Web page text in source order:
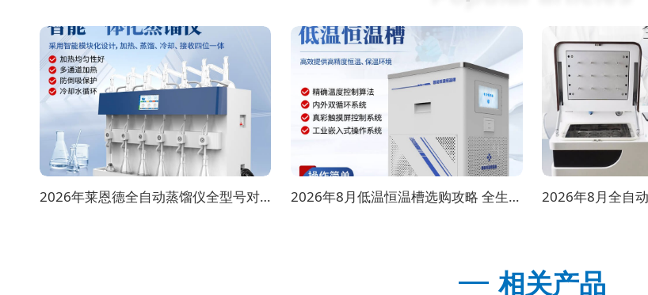
2026年莱恩德全自动蒸馏仪全型号对比选购指南 2026年8月低温恒温槽选购攻略 全生命周期成本对比
相关产品